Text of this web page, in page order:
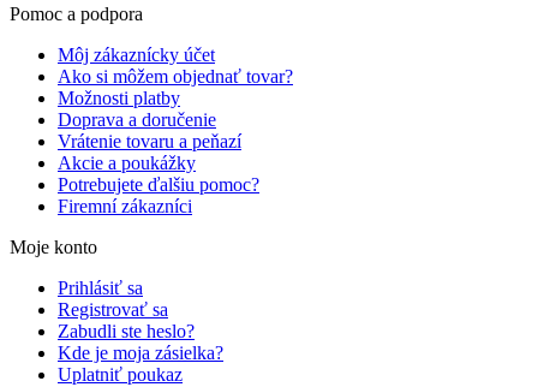
Pomoc a podpora
Môj zákaznícky účet
Ako si môžem objednať tovar?
Možnosti platby
Doprava a doručenie
Vrátenie tovaru a peňazí
Akcie a poukážky
Potrebujete ďalšiu pomoc?
Firemní zákazníci
Moje konto
Prihlásiť sa
Registrovať sa
Zabudli ste heslo?
Kde je moja zásielka?
Uplatniť poukaz